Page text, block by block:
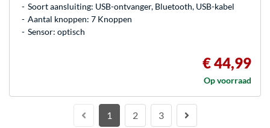
Soort aansluiting: USB-ontvanger, Bluetooth, USB-kabel
Aantal knoppen: 7 Knoppen
Sensor: optisch
€ 44,99
Op voorraad
1 2 3